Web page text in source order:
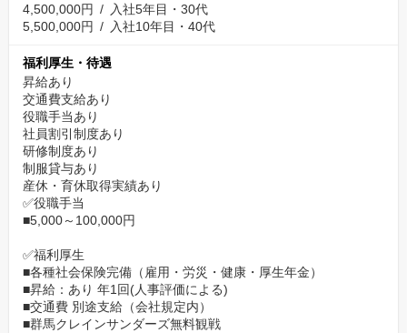
4,500,000円 / 入社5年目・30代
5,500,000円 / 入社10年目・40代
福利厚生・待遇
昇給あり
交通費支給あり
役職手当あり
社員割引制度あり
研修制度あり
制服貸与あり
産休・育休取得実績あり
✅役職手当
■5,000～100,000円
✅福利厚生
■各種社会保険完備（雇用・労災・健康・厚生年金）
■昇給：あり 年1回(人事評価による)
■交通費 別途支給（会社規定内）
■群馬クレインサンダーズ無料観戦